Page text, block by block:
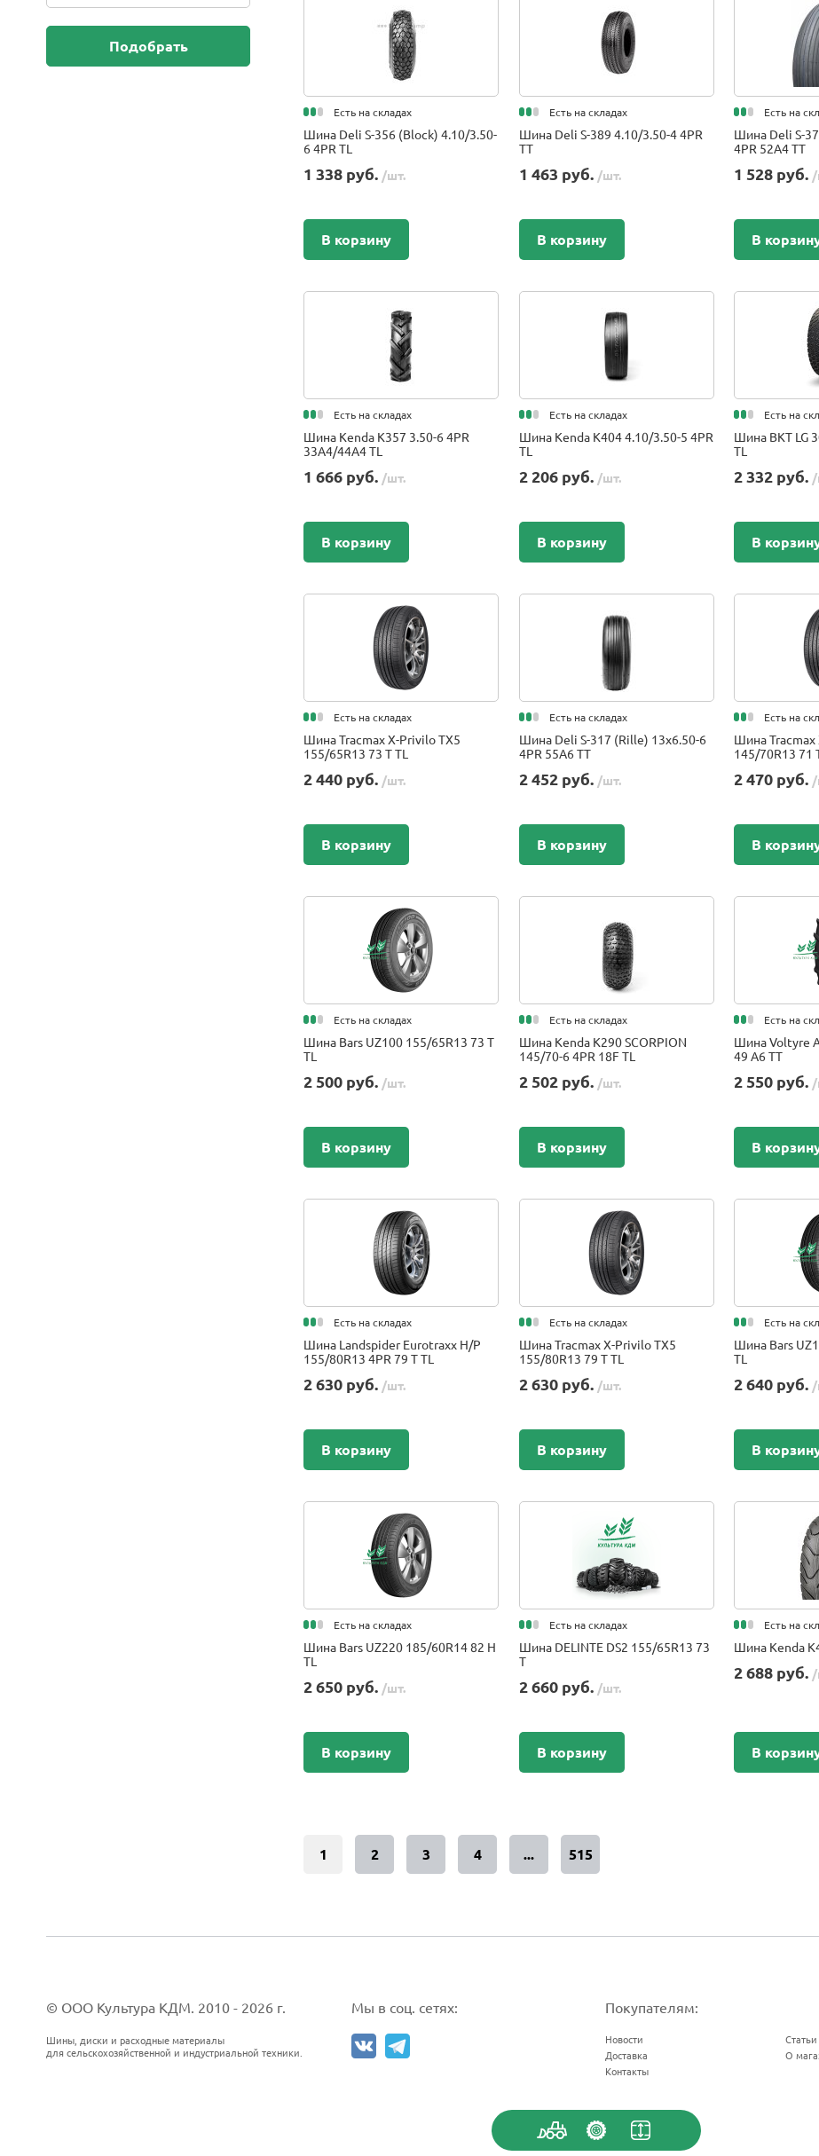
Westlake
Windpower
Подобрать
Есть на складах
Шина Deli S-356 (Block) 4.10/3.50-
6 4PR TL
1 338 руб. /шт.
В корзину
Есть на складах
Шина Deli S-389 4.10/3.50-4 4PR
TT
1 463 руб. /шт.
В корзину
Есть на
Шина Deli S-
4PR 52A4 TT
1 528 руб.
В
Есть на складах
Шина Kenda K357 3.50-6 4PR
33A4/44A4 TL
1 666 руб. /шт.
В корзину
Есть на складах
Шина Kenda K404 4.10/3.50-5 4PR
TL
2 206 руб. /шт.
В корзину
Есть на
Шина BKT LG
TL
2 332 руб.
В
Есть на складах
Шина Tracmax X-Privilo TX5
155/65R13 73 T TL
2 440 руб. /шт.
В корзину
Есть на складах
Шина Deli S-317 (Rille) 13x6.50-6
4PR 55A6 TT
2 452 руб. /шт.
В корзину
Есть на
Шина Tracmax
145/70R13 71
2 470 руб.
В
Есть на складах
Шина Bars UZ100 155/65R13 73 T
TL
2 500 руб. /шт.
В корзину
Есть на складах
Шина Kenda K290 SCORPION
145/70-6 4PR 18F TL
2 502 руб. /шт.
В корзину
Есть на
Шина Voltyre
49 A6 TT
2 550 руб.
В
Есть на складах
Шина Landspider Eurotraxx H/P
155/80R13 4PR 79 T TL
2 630 руб. /шт.
В корзину
Есть на складах
Шина Tracmax X-Privilo TX5
155/80R13 79 T TL
2 630 руб. /шт.
В корзину
Есть на
Шина Bars
TL
2 640 руб.
В
Есть на складах
Шина Bars UZ220 185/60R14 82 H
TL
2 650 руб. /шт.
В корзину
Есть на складах
Шина DELINTE DS2 155/65R13 73
T
2 660 руб. /шт.
В корзину
Есть на
Шина Kenda
2 688 руб.
В
1 2 3 4 ... 515
© ООО Культура КДМ. 2010 - 2026 г.
Шины, диски и расходные материалы
для сельскохозяйственной и индустриальной техники.
Мы в соц. сетях: Покупателям:
Новости Статьи
Доставка
О
Контакты